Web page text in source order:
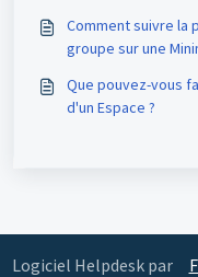
Comment suivre la
groupe sur une
Que pouvez-vous
d'un Espace ?
Logiciel Helpdesk par